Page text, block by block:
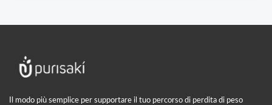
Il modo più semplice per supportare il tuo percorso di perdita di peso